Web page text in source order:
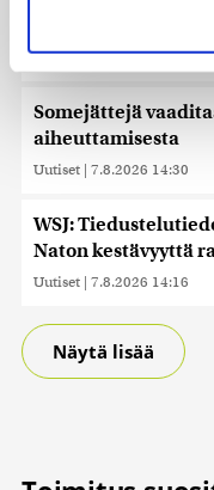
suostumustasi tai
evästeilmoituksessa.
Käytämme evästeitä
räätälöimiseen,
jaamme sosiaalisen
sivustoamme.
tietoja muihin
kerätty, kun olet
sikaruton
Uutiset | 7.8.2026 14:57
Somejättejä
aiheuttamisesta
Uutiset | 7.8.2026 14:30
WSJ:
Naton kestävyyttä
Uutiset | 7.8.2026 14:16
Näytä lisää